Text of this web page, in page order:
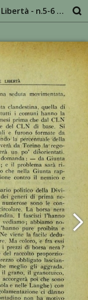
Nuovi Quaderni di Giustizia e Libertà - n.5-6 gen-ago 1945